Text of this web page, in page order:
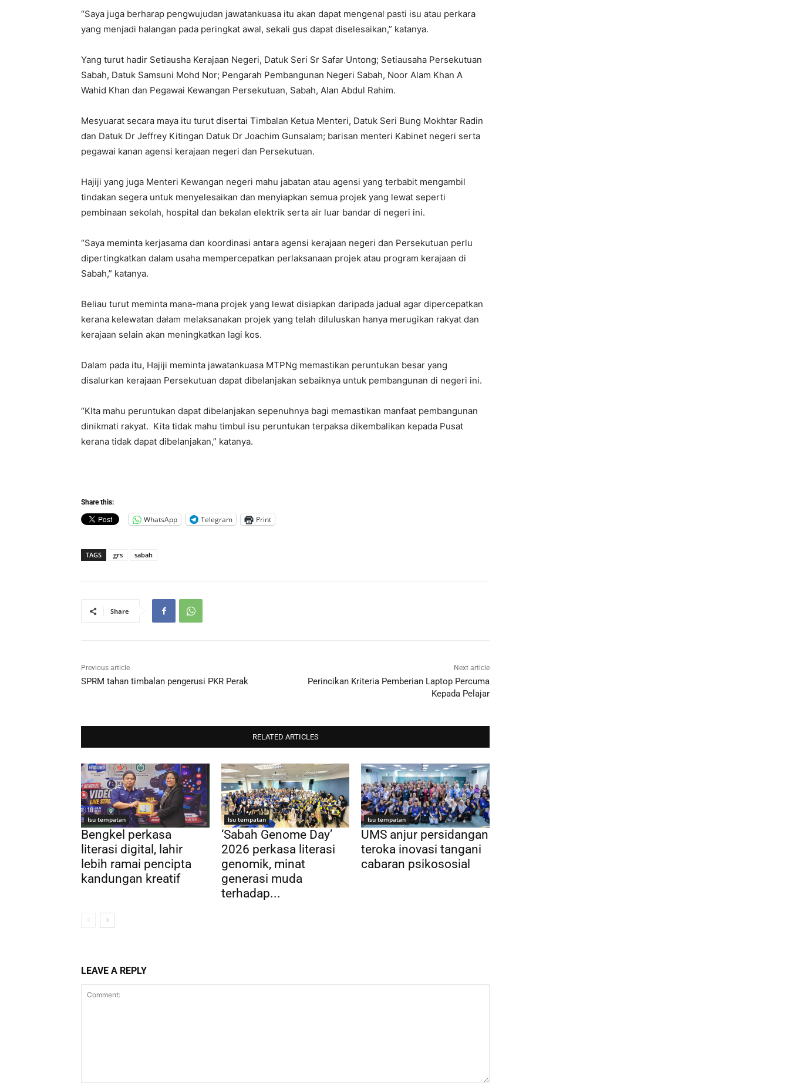
“Saya juga berharap pengwujudan jawatankuasa itu akan dapat mengenal pasti isu atau perkara
yang menjadi halangan pada peringkat awal, sekali gus dapat diselesaikan,” katanya.
Yang turut hadir Setiausha Kerajaan Negeri, Datuk Seri Sr Safar Untong; Setiausaha Persekutuan
Sabah, Datuk Samsuni Mohd Nor; Pengarah Pembangunan Negeri Sabah, Noor Alam Khan A
Wahid Khan dan Pegawai Kewangan Persekutuan, Sabah, Alan Abdul Rahim.
Mesyuarat secara maya itu turut disertai Timbalan Ketua Menteri, Datuk Seri Bung Mokhtar Radin
dan Datuk Dr Jeffrey Kitingan Datuk Dr Joachim Gunsalam; barisan menteri Kabinet negeri serta
pegawai kanan agensi kerajaan negeri dan Persekutuan.
Hajiji yang juga Menteri Kewangan negeri mahu jabatan atau agensi yang terbabit mengambil
tindakan segera untuk menyelesaikan dan menyiapkan semua projek yang lewat seperti
pembinaan sekolah, hospital dan bekalan elektrik serta air luar bandar di negeri ini.
“Saya meminta kerjasama dan koordinasi antara agensi kerajaan negeri dan Persekutuan perlu
dipertingkatkan dalam usaha mempercepatkan perlaksanaan projek atau program kerajaan di
Sabah,” katanya.
Beliau turut meminta mana-mana projek yang lewat disiapkan daripada jadual agar dipercepatkan
kerana kelewatan dałam melaksanakan projek yang telah diluluskan hanya merugikan rakyat dan
kerajaan selain akan meningkatkan lagi kos.
Dalam pada itu, Hajiji meminta jawatankuasa MTPNg memastikan peruntukan besar yang
disalurkan kerajaan Persekutuan dapat dibelanjakan sebaiknya untuk pembangunan di negeri ini.
“KIta mahu peruntukan dapat dibelanjakan sepenuhnya bagi memastikan manfaat pembangunan
dinikmati rakyat. Kita tidak mahu timbul isu peruntukan terpaksa dikembalikan kepada Pusat
kerana tidak dapat dibelanjakan,” katanya.
Share this:
WhatsApp Telegram Print
TAGS grs sabah
Share
Previous article
SPRM tahan timbalan pengerusi PKR Perak
Next article
Perincikan Kriteria Pemberian Laptop Percuma
Kepada Pelajar
RELATED ARTICLES
Isu tempatan
Bengkel perkasa
literasi digital, lahir
lebih ramai pencipta
kandungan kreatif
Isu tempatan
‘Sabah Genome Day’
2026 perkasa literasi
genomik, minat
generasi muda
terhadap...
Isu tempatan
UMS anjur persidangan
teroka inovasi tangani
cabaran psikososial
LEAVE A REPLY